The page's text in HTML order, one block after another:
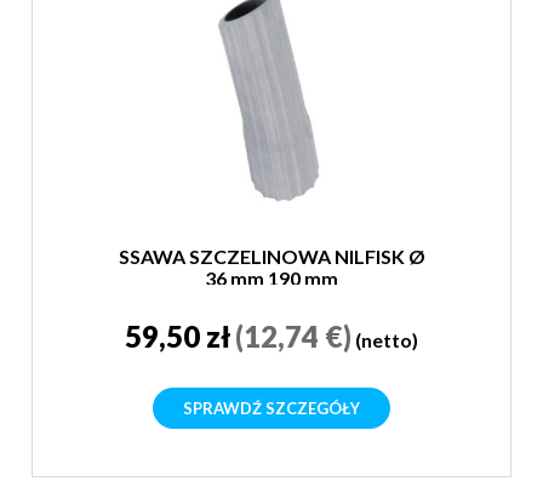
SSAWA SZCZELINOWA NILFISK Ø
36 mm 190 mm
59,50 zł(12,74 €) (netto)
SPRAWDŹ SZCZEGÓŁY